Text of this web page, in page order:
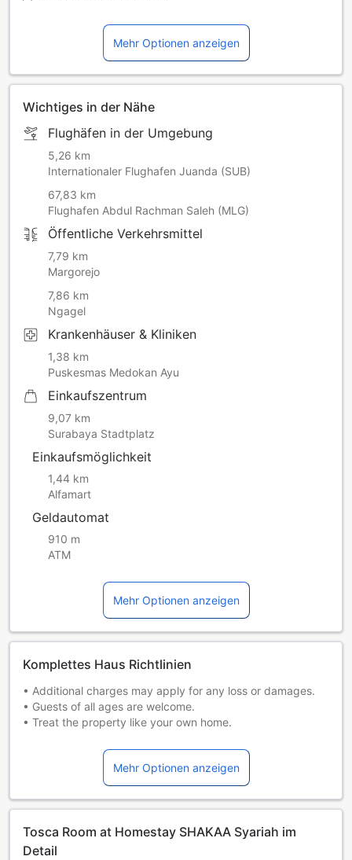
Mehr Optionen anzeigen
Wichtiges in der Nähe
Flughäfen in der Umgebung
5,26 km
Internationaler Flughafen Juanda (SUB)
67,83 km
Flughafen Abdul Rachman Saleh (MLG)
Öffentliche Verkehrsmittel
7,79 km
Margorejo
7,86 km
Ngagel
Krankenhäuser & Kliniken
1,38 km
Puskesmas Medokan Ayu
Einkaufszentrum
9,07 km
Surabaya Stadtplatz
Einkaufsmöglichkeit
1,44 km
Alfamart
Geldautomat
910 m
ATM
Mehr Optionen anzeigen
Komplettes Haus Richtlinien
• Additional charges may apply for any loss or damages.
• Guests of all ages are welcome.
• Treat the property like your own home.
when you are not using them.
• Car parking available free of charge
• Be careful when using cooking appliances, heaters, or
• Lock the door and close the windows when leaving the
property.
Mehr Optionen anzeigen
Tosca Room at Homestay SHAKAA Syariah im
Detail